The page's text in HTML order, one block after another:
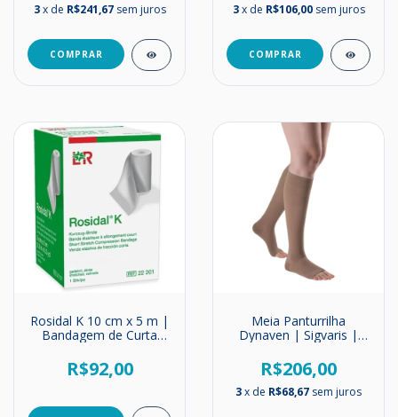
3 x de R$241,67 sem juros
COMPRAR
3 x de R$106,00 sem juros
COMPRAR
Rosidal K 10 cm x 5 m |
Bandagem de Curta
Compressão
R$92,00
Meia Panturrilha
Dynaven | Sigvaris |
Compressão | 20-
30mmHg
R$206,00
3x de R$68,67 sem juros